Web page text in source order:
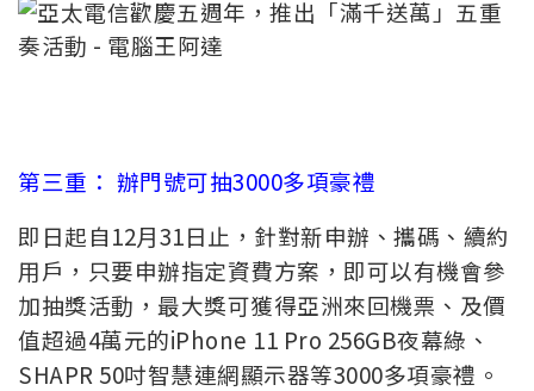
第三重： 辦門號可抽3000多項豪禮
即日起自12月31日止，針對新申辦、攜碼、續約
用戶，只要申辦指定資費方案，即可以有機會參
加抽獎活動，最大獎可獲得亞洲來回機票、及價
值超過4萬元的iPhone 11 Pro 256GB夜幕綠、
SHAPR 50吋智慧連網顯示器等3000多項豪禮。